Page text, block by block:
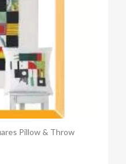
Pillow & Throw